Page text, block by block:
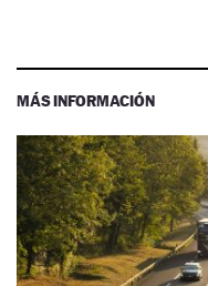
MÁS INFORMACIÓN